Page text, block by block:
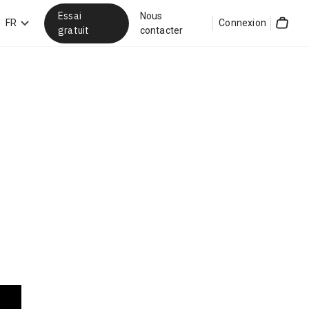
FR
Essai
gratuit
Nous
contacter
Connexion